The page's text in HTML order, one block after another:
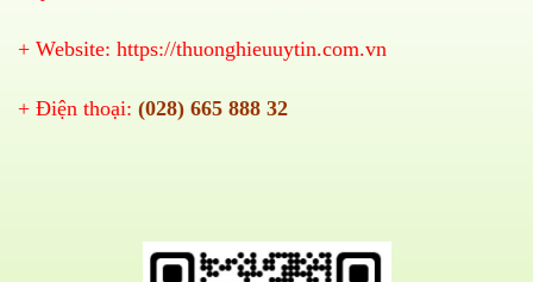
+ Website: https://thuonghieuuytin.com.vn
+ Điện thoại: (028) 665 888 32